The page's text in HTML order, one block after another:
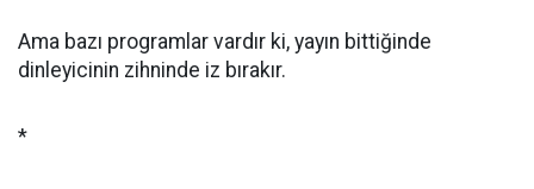
Ama bazı programlar vardır ki, yayın bittiğinde
dinleyicinin zihninde iz bırakır.
*